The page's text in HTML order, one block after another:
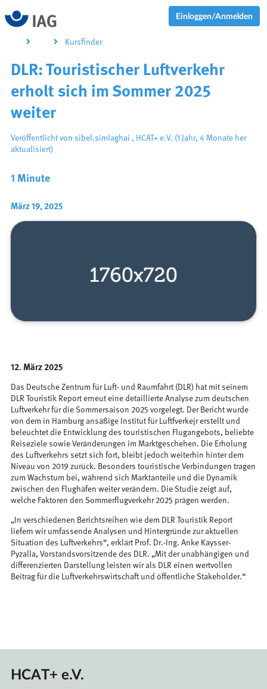
Einloggen/Anmelden
Kursfinder
1 Minute
März 19, 2025
DLR: Touristischer Luftverkehr
erholt sich im Sommer 2025
weiter
Veröffentlicht von sibel.simlaghai , HCAT+ e.V. (1 Jahr, 4 Monate her
aktualisiert)
12. März 2025
Das Deutsche Zentrum für Luft- und Raumfahrt (DLR) hat mit seinem
DLR Touristik Report erneut eine detaillierte Analyse zum deutschen
Luftverkehr für die Sommersaison 2025 vorgelegt. Der Bericht wurde
von dem in Hamburg ansäßige Institut für Luftfverkejr erstellt und
beleuchtet die Entwicklung des touristischen Flugangebots, beliebte
Reiseziele sowie Veränderungen im Marktgeschehen. Die Erholung
des Luftverkehrs setzt sich fort, bleibt jedoch weiterhin hinter dem
Niveau von 2019 zurück. Besonders touristische Verbindungen tragen
zum Wachstum bei, während sich Marktanteile und die Dynamik
zwischen den Flughäfen weiter verändern. Die Studie zeigt auf,
welche Faktoren den Sommerflugverkehr 2025 prägen werden.
„In verschiedenen Berichtsreihen wie dem DLR Touristik Report
liefern wir umfassende Analysen und Hintergründe zur aktuellen
Situation des Luftverkehrs“, erklärt Prof. Dr.-Ing. Anke Kaysser-
Pyzalla, Vorstandsvorsitzende des DLR. „Mit der unabhängigen und
differenzierten Darstellung leisten wir als DLR einen wertvollen
Beitrag für die Luftverkehrswirtschaft und öffentliche Stakeholder.“
HCAT+ e.V.